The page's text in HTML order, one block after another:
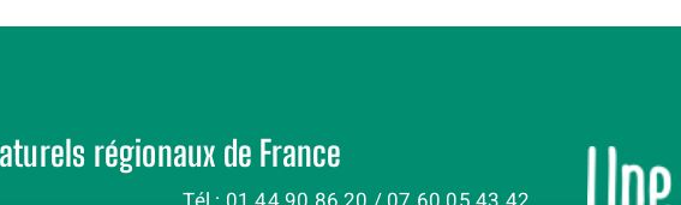
régionaux de France